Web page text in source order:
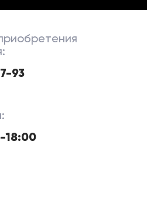
93
18:00